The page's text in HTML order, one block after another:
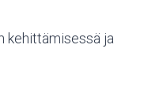
kehittämisessä ja